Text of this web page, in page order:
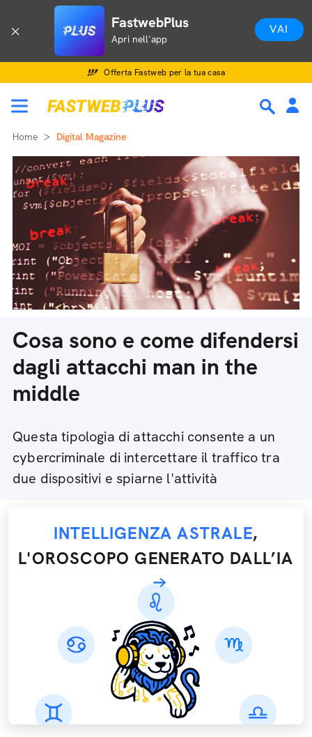
FastwebPlus
Apri nell'app
VAI
Offerta Fastweb per la tua casa
Home Digital Magazine
Cosa sono e come difendersi
dagli attacchi man in the
middle
Questa tipologia di attacchi consente a un
cybercriminale di intercettare il traffico tra
due dispositivi e spiarne l'attività
INTELLIGENZA ASTRALE,
L'OROSCOPO GENERATO DALL’IA